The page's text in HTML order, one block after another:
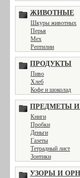
ЖИВОТНЫЕ
Шкуры животных
Перья
Мех
Рептилии
ПРОДУКТЫ
Пиво
Хлеб
Кофе и шоколад
ПРЕДМЕТЫ
Книги
Пробки
Деньги
Газеты
Тетрадный лист
Зонтики
УЗОРЫ И